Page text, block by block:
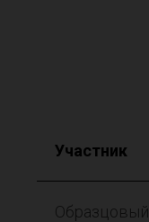
Участник
Образцовый